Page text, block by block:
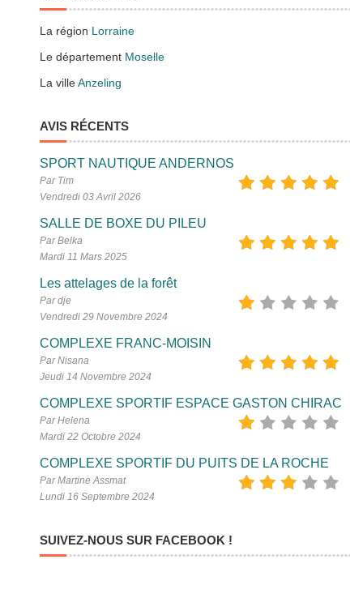
La région Lorraine
Le département Moselle
La villeAnzeling
AVIS RÉCENTS
SPORT NAUTIQUE ANDERNOS
Par Tim
Vendredi 03 Avril 2026
SALLE DE BOXE DU PILEU
Par Belka
Mardi 11 Mars 2025
Les attelages de la forêt
Par dje
Vendredi 29 Novembre 2024
COMPLEXE FRANC-MOISIN
Par Nisana
Jeudi 14 Novembre 2024
COMPLEXE SPORTIF ESPACE GASTON CHIRAC
Par Helena
Mardi 22 Octobre 2024
COMPLEXE SPORTIF DU PUITS DE LA ROCHE
Par Martine Assmat
Lundi 16 Septembre 2024
SUIVEZ-NOUS SUR FACEBOOK !